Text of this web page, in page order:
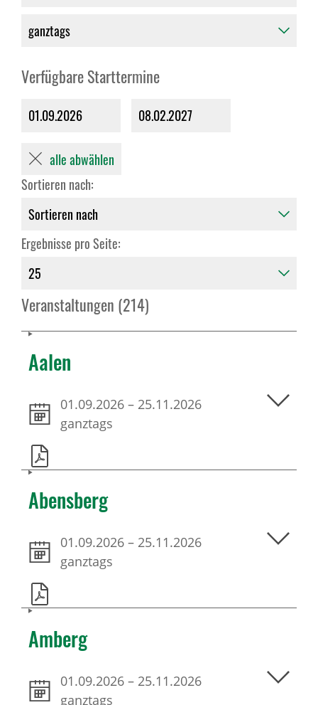
Verfügbare Starttermine
01.09.2026 08.02.2027
alle abwählen
Sortieren nach:
Ergebnisse pro Seite:
Veranstaltungen (214)
Aalen
01.09.2026 – 25.11.2026
ganztags
Abensberg
01.09.2026 – 25.11.2026
ganztags
Amberg
01.09.2026 – 25.11.2026
ganztags